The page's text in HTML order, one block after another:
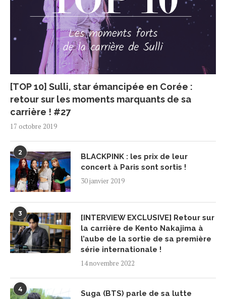
[TOP 10] Sulli, star émancipée en Corée :
retour sur les moments marquants de sa
carrière ! #27
17 octobre 2019
2
BLACKPINK : les prix de leur
concert à Paris sont sortis !
30 janvier 2019
3
[INTERVIEW EXCLUSIVE] Retour sur
la carrière de Kento Nakajima à
l’aube de la sortie de sa première
série internationale !
14 novembre 2022
4
Suga (BTS) parle de sa lutte